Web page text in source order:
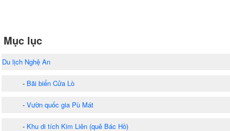
Mục lục
Du lịch Nghệ An
- Bãi biển Cửa Lò
- Vườn quốc gia Pù Mát
- Khu di tích Kim Liên (quê Bác Hồ)